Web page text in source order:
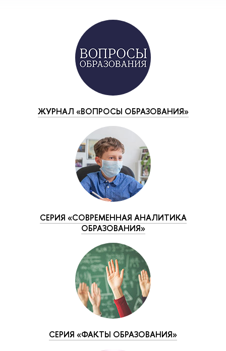
ЖУРНАЛ «ВОПРОСЫ ОБРАЗОВАНИЯ»
СЕРИЯ «СОВРЕМЕННАЯ АНАЛИТИКА
ОБРАЗОВАНИЯ»
СЕРИЯ «ФАКТЫ ОБРАЗОВАНИЯ»